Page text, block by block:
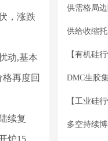
，涨跌
动,基本
再度回
续复
炉15
供需格局
供给收缩
DMC生胶